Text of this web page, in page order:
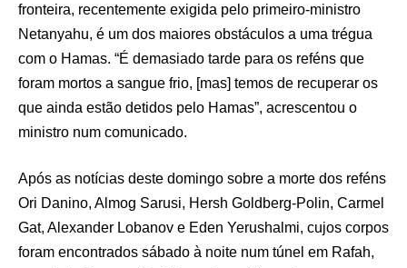
fronteira, recentemente exigida pelo primeiro-ministro
Netanyahu, é um dos maiores obstáculos a uma trégua
com o Hamas. “É demasiado tarde para os reféns que
foram mortos a sangue frio, [mas] temos de recuperar os
que ainda estão detidos pelo Hamas”, acrescentou o
ministro num comunicado.
Após as notícias deste domingo sobre a morte dos reféns
Ori Danino, Almog Sarusi, Hersh Goldberg-Polin, Carmel
Gat, Alexander Lobanov e Eden Yerushalmi, cujos corpos
foram encontrados sábado à noite num túnel em Rafah,